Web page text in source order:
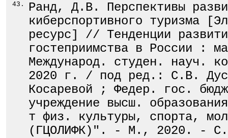
43.
Ранд, Д.В. Перспективы
киберспортивного туризма
ресурс] // Тенденции
гостеприимства в России :
Международ. студен. науч.
2020 г. / под ред.: С.В.
Косаревой ; Федер. гос.
учреждение высш.
т физ. культуры, спорта,
(ГЦОЛИФК)". - М., 2020. - С.